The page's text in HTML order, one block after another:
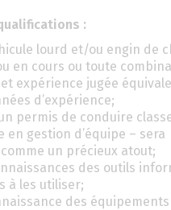
:
lourd et/ou engin de
en cours ou toute
expérience jugée
d’expérience;
permis de conduire
en gestion d’équipe – sera
un précieux atout;
des outils
à les utiliser;
des